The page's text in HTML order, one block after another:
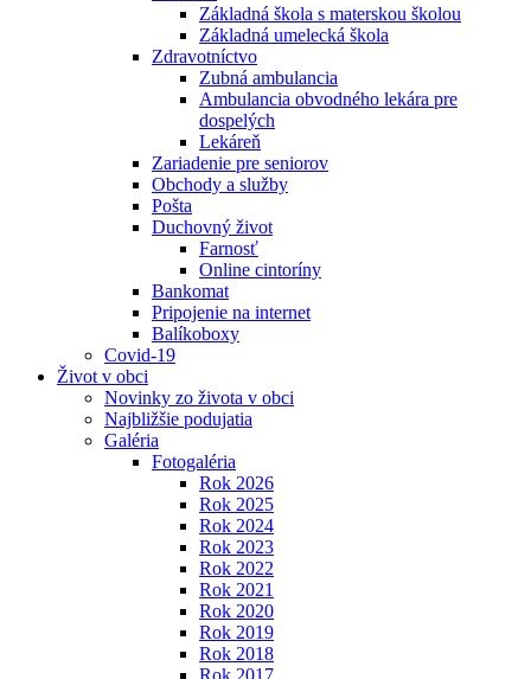
Základná škola s materskou školou
Základná umelecká škola
Zdravotníctvo
Zubná ambulancia
Ambulancia obvodného lekára pre
dospelých
Lekáreň
Zariadenie pre seniorov
Obchody a služby
Pošta
Duchovný život
Farnosť
Online cintoríny
Bankomat
Pripojenie na internet
Balíkoboxy
Covid-19
Život v obci
Novinky zo života v obci
Najbližšie podujatia
Galéria
Fotogaléria
Rok 2026
Rok 2025
Rok 2024
Rok 2023
Rok 2022
Rok 2021
Rok 2020
Rok 2019
Rok 2018
Rok 2017